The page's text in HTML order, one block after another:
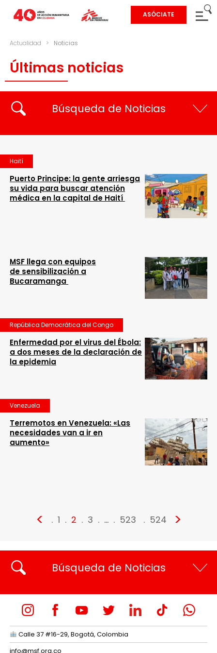
ASÓCIATE
Actualidad > Noticias
Últimas noticias
Búsqueda de Noticias
Haití
Puerto Principe: la gente arriesga
su vida para buscar atención
médica en la capital de Haití
MSF llega con equipos
de sensibilización a
Bucaramanga
República Democrática del Congo
Enfermedad por el virus del Ébola:
a dos meses de la declaración de
la epidemia
Venezuela
Terremotos en Venezuela: «Las
necesidades van a ir en
aumento»
< 1 2 3 … 523 524 >
Búsqueda de Noticias
Calle 37 #16-29, Bogotá, Colombia
info@msf.org.co